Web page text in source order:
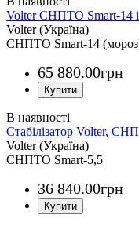
Volter СНПТО Smart-14
Volter (Україна)
СНПТО Smart-14
65 880.00грн
Стабілізатор Volter,
Volter (Україна)
СНПТО Smart-5,5
36 840.00грн